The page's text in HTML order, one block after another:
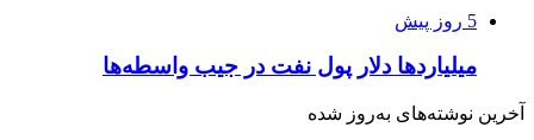
5 روز پیش
میلیاردها دلار پول نفت در جیب واسطه‌ها
آخرین نوشته‌های‌ به‌روز شده